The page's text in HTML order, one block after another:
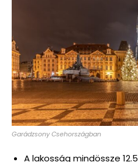
Garádzsony Csehországban
A lakosság mindössze